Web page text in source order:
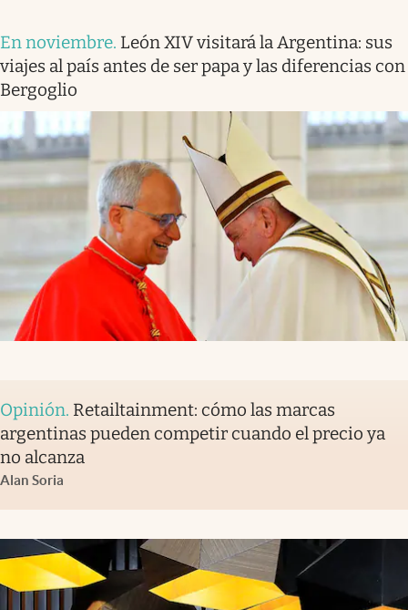
En noviembre. León XIV visitará la Argentina: sus
viajes al país antes de ser papa y las diferencias con
Bergoglio
Opinión. Retailtainment: cómo las marcas
argentinas pueden competir cuando el precio ya
no alcanza
Alan Soria